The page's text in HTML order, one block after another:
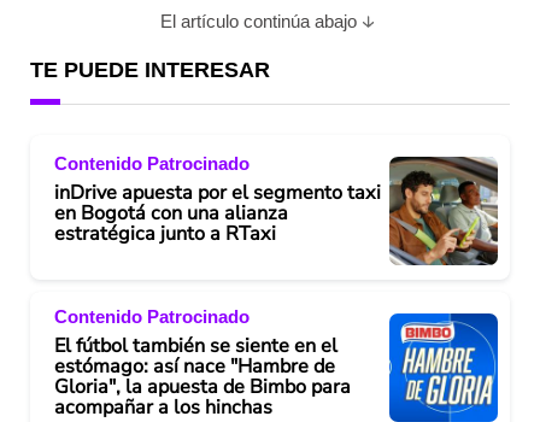
El artículo continúa abajo
TE PUEDE INTERESAR
Contenido Patrocinado
inDrive apuesta por el segmento taxi
en Bogotá con una alianza
estratégica junto a RTaxi
Contenido Patrocinado
El fútbol también se siente en el
estómago: así nace "Hambre de
Gloria", la apuesta de Bimbo para
acompañar a los hinchas